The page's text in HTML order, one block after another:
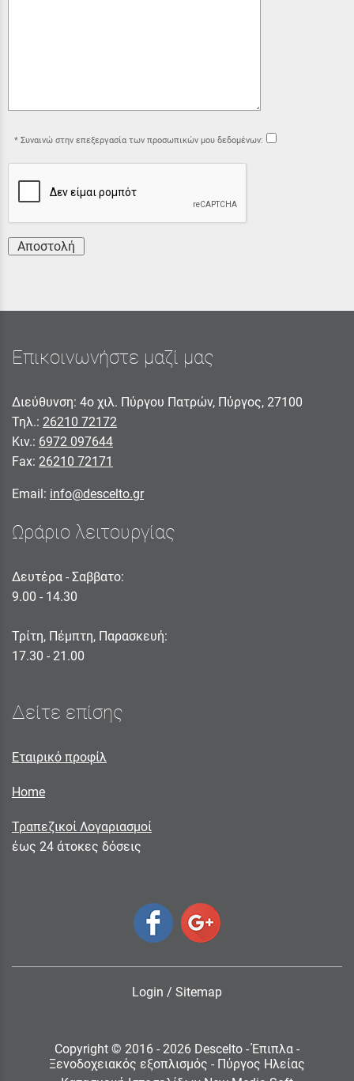
Συναινώ στην επεξεργασία των προσωπικών μου δεδομένων:
Αποστολή
Επικοινωνήστε μαζί μας
Διεύθυνση: 4ο χιλ. Πύργου Πατρών, Πύργος, 27100
Τηλ.: 26210 72172
Κιν.: 6972 097644
Fax: 26210 72171
Email: info@descelto.gr
Ωράριο λειτουργίας
Δευτέρα - Σαββατο:
9.00 - 14.30
Τρίτη, Πέμπτη, Παρασκευή:
17.30 - 21.00
Δείτε επίσης
Εταιρικό προφίλ
Home
Τραπεζικοί Λογαριασμοί
έως 24 άτοκες δόσεις
Login / Sitemap
Copyright © 2016 - 2026 Descelto - Έπιπλα -
Ξενοδοχειακός εξοπλισμός - Πύργος Ηλείας